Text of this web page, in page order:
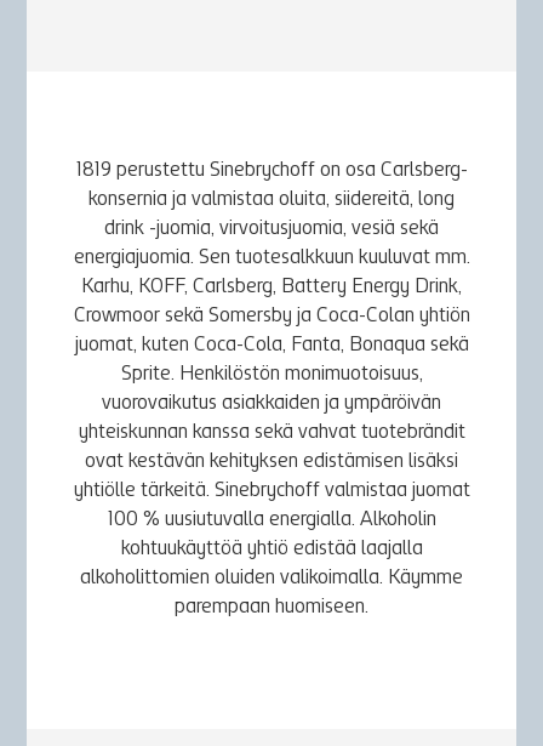
1819 perustettu Sinebrychoff on osa Carlsberg-
konsernia ja valmistaa oluita, siidereitä, long
drink -juomia, virvoitusjuomia, vesiä sekä
energiajuomia. Sen tuotesalkkuun kuuluvat mm.
Karhu, KOFF, Carlsberg, Battery Energy Drink,
Crowmoor sekä Somersby ja Coca-Colan yhtiön
juomat, kuten Coca-Cola, Fanta, Bonaqua sekä
Sprite. Henkilöstön monimuotoisuus,
vuorovaikutus asiakkaiden ja ympäröivän
yhteiskunnan kanssa sekä vahvat tuotebrändit
ovat kestävän kehityksen edistämisen lisäksi
yhtiölle tärkeitä. Sinebrychoff valmistaa juomat
100 % uusiutuvalla energialla. Alkoholin
kohtuukäyttöä yhtiö edistää laajalla
alkoholittomien oluiden valikoimalla. Käymme
parempaan huomiseen.